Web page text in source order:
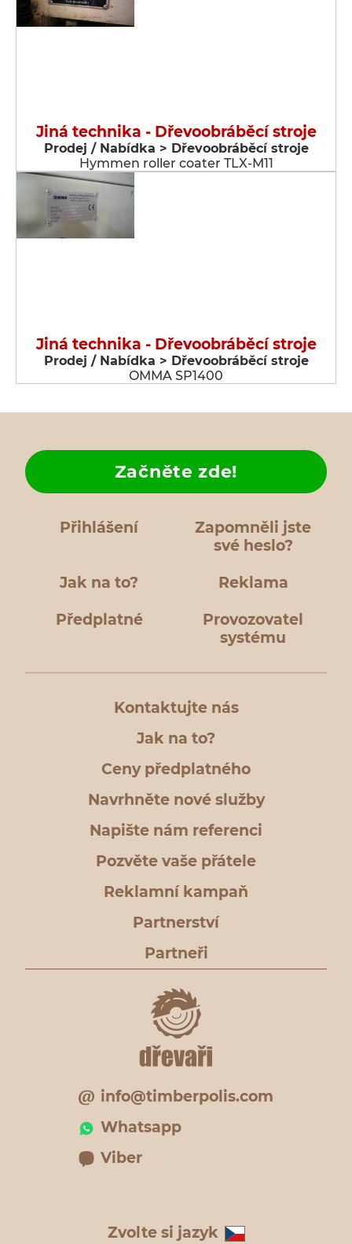
Jiná technika - Dřevoobráběcí stroje
Prodej / Nabídka > Dřevoobráběcí stroje
Hymmen roller coater TLX-M11
Jiná technika - Dřevoobráběcí stroje
Prodej / Nabídka > Dřevoobráběcí stroje
OMMA SP1400
Přihlášení
Zapomněli jste
své heslo?
Jak na to?
Začněte zde!
Reklama
Předplatné
Provozovatel
systému
Kontaktujte nás
Jak na to?
Ceny předplatného
Navrhněte nové služby
Napište nám referenci
Pozvěte vaše přátele
Reklamní kampaň
Partnerství
Partneři
info@timberpolis.com
Whatsapp
Viber
Zvolte si jazyk